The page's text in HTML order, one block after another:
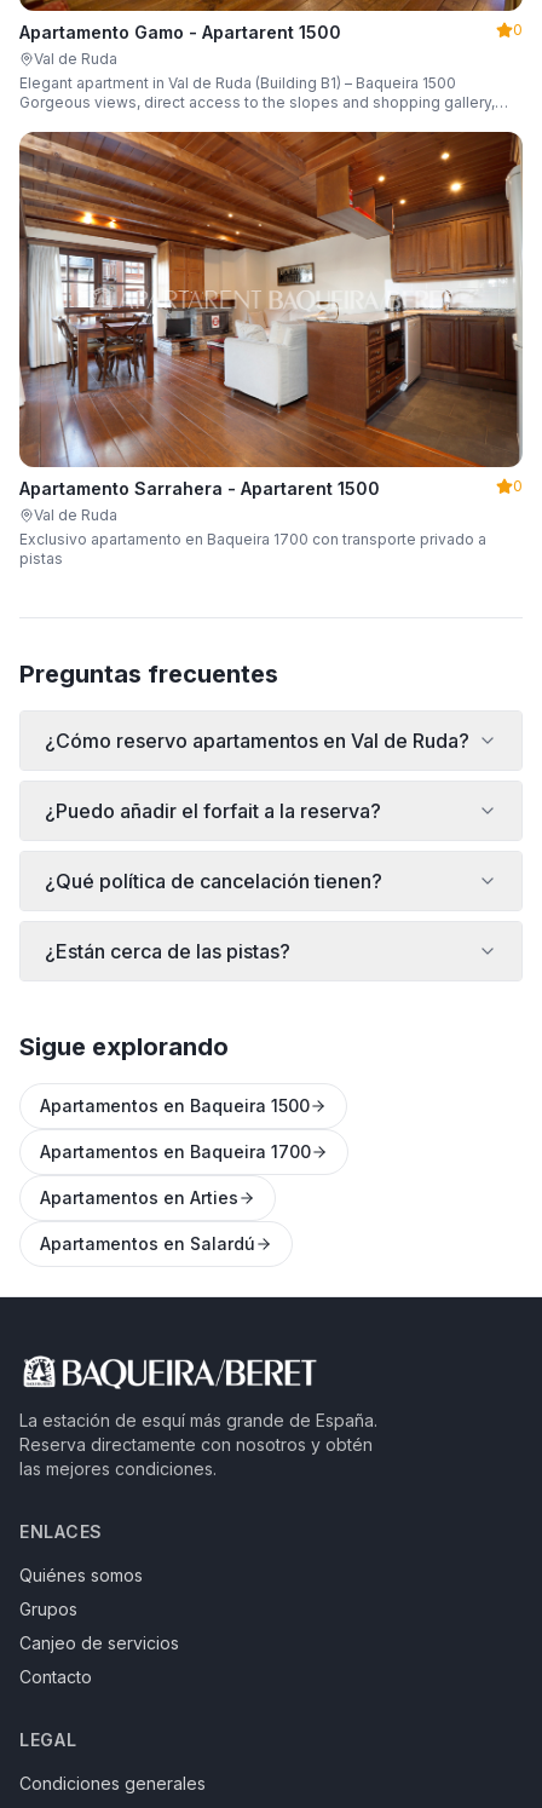
Apartamento Gamo - Apartarent 1500
0
Val de Ruda
Elegant apartment in Val de Ruda (Building B1) – Baqueira 1500
Gorgeous views, direct access to the slopes and shopping gallery,
Apartamento Sarrahera - Apartarent 1500
0
Val de Ruda
Exclusivo apartamento en Baqueira 1700 con transporte privado a
pistas
Preguntas frecuentes
¿Cómo reservo apartamentos en Val de Ruda?
¿Puedo añadir el forfait a la reserva?
¿Qué política de cancelación tienen?
¿Están cerca de las pistas?
Sigue explorando
Apartamentos en Baqueira 1500
Apartamentos en Baqueira 1700
Apartamentos en Arties
Apartamentos en Salardú
La estación de esquí más grande de España.
Reserva directamente con nosotros y obtén
las mejores condiciones.
ENLACES
Quiénes somos
Grupos
Canjeo de servicios
Contacto
LEGAL
Condiciones generales